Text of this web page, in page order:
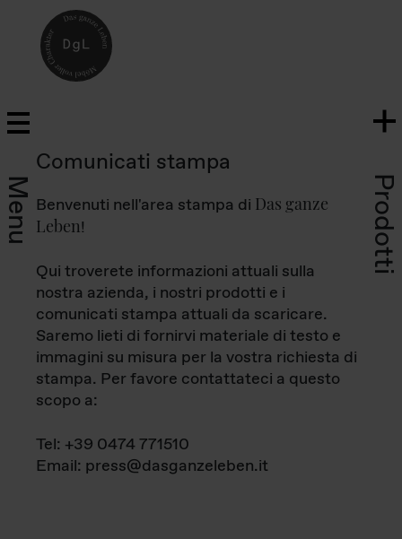
Menu Prodotti
Comunicati stampa
Benvenuti nell'area stampa di Das ganze
Leben!
Qui troverete informazioni attuali sulla
nostra azienda, i nostri prodotti e i
comunicati stampa attuali da scaricare.
Saremo lieti di fornirvi materiale di testo e
immagini su misura per la vostra richiesta di
stampa. Per favore contattateci a questo
scopo a:
Tel: +39 0474 771510
Email: press@dasganzeleben.it